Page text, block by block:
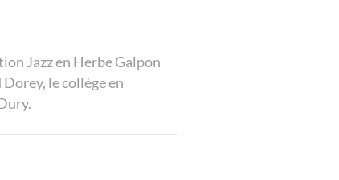
Jazz en Herbe Galpon
le collège en